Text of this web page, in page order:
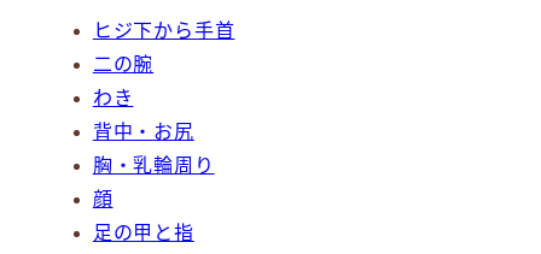
ヒジ下から手首
二の腕
わき
背中・お尻
胸・乳輪周り
顔
足の甲と指